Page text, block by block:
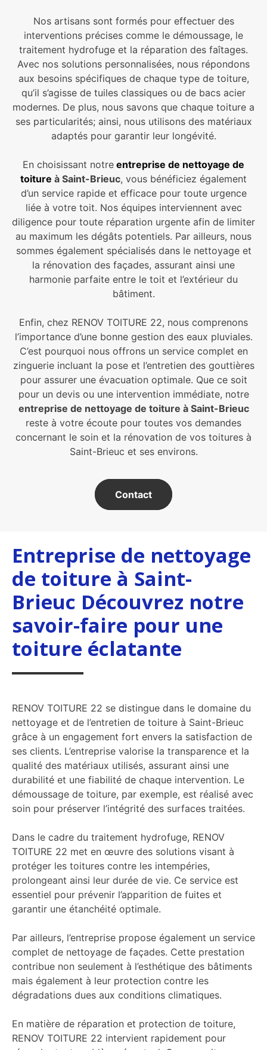
Nos artisans sont formés pour effectuer des
interventions précises comme le démoussage, le
traitement hydrofuge et la réparation des faîtages.
Avec nos solutions personnalisées, nous répondons
aux besoins spécifiques de chaque type de toiture,
qu’il s’agisse de tuiles classiques ou de bacs acier
modernes. De plus, nous savons que chaque toiture a
ses particularités; ainsi, nous utilisons des matériaux
adaptés pour garantir leur longévité.
En choisissant notre entreprise de nettoyage de
toiture à Saint-Brieuc, vous bénéficiez également
d’un service rapide et efficace pour toute urgence
liée à votre toit. Nos équipes interviennent avec
diligence pour toute réparation urgente afin de limiter
au maximum les dégâts potentiels. Par ailleurs, nous
sommes également spécialisés dans le nettoyage et
la rénovation des façades, assurant ainsi une
harmonie parfaite entre le toit et l’extérieur du
bâtiment.
Enfin, chez RENOV TOITURE 22, nous comprenons
l’importance d’une bonne gestion des eaux pluviales.
C’est pourquoi nous offrons un service complet en
zinguerie incluant la pose et l’entretien des gouttières
pour assurer une évacuation optimale. Que ce soit
pour un devis ou une intervention immédiate, notre
entreprise de nettoyage de toiture à Saint-Brieuc
reste à votre écoute pour toutes vos demandes
concernant le soin et la rénovation de vos toitures à
Saint-Brieuc et ses environs.
Contact
Entreprise de nettoyage
de toiture à Saint-
Brieuc Découvrez notre
savoir-faire pour une
toiture éclatante
RENOV TOITURE 22 se distingue dans le domaine du
nettoyage et de l’entretien de toiture à Saint-Brieuc
grâce à un engagement fort envers la satisfaction de
ses clients. L’entreprise valorise la transparence et la
qualité des matériaux utilisés, assurant ainsi une
durabilité et une fiabilité de chaque intervention. Le
démoussage de toiture, par exemple, est réalisé avec
soin pour préserver l’intégrité des surfaces traitées.
Dans le cadre du traitement hydrofuge, RENOV
TOITURE 22 met en œuvre des solutions visant à
protéger les toitures contre les intempéries,
prolongeant ainsi leur durée de vie. Ce service est
essentiel pour prévenir l’apparition de fuites et
garantir une étanchéité optimale.
Par ailleurs, l’entreprise propose également un service
complet de nettoyage de façades. Cette prestation
contribue non seulement à l’esthétique des bâtiments
mais également à leur protection contre les
dégradations dues aux conditions climatiques.
En matière de réparation et protection de toiture,
RENOV TOITURE 22 intervient rapidement pour